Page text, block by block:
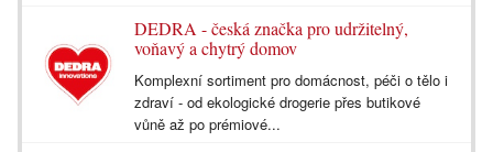
DEDRA - česká značka pro udržitelný,
voňavý a chytrý domov
Komplexní sortiment pro domácnost, péči o tělo i
zdraví - od ekologické drogerie přes butikové
vůně až po prémiové...